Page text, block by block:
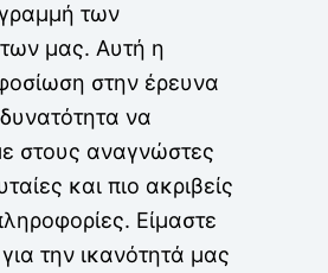
των
μας. Αυτή η
στην έρευνα
να
στους αναγνώστες
και πιο ακριβείς
Είμαστε
την ικανότητά μας